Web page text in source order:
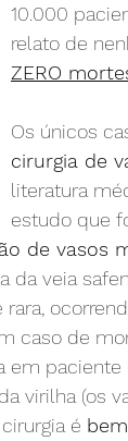
10.000
relato de
ZERO
Os únicos
cirurgia de
literatura
estudo que
de vasos
da veia
caso de
em
virilha (os
é